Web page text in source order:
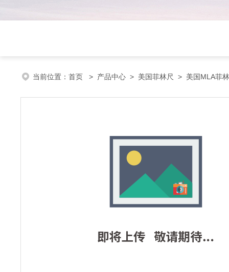
当前位置： 首页 > 产品中心 > 美国菲林尺 > 美国MLA菲